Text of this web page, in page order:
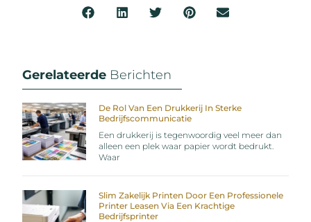
Gerelateerde Berichten
De Rol Van Een Drukkerij In Sterke
Bedrijfscommunicatie
Een drukkerij is tegenwoordig veel meer dan
alleen een plek waar papier wordt bedrukt.
Waar
Slim Zakelijk Printen Door Een Professionele
Printer Leasen Via Een Krachtige
Bedrijfsprinter